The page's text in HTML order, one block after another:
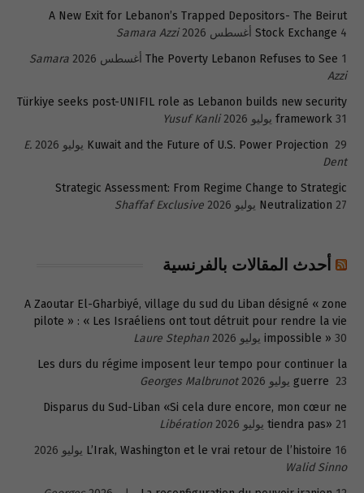
A New Exit for Lebanon’s Trapped Depositors- The Beirut
Stock Exchange 4 أغسطس 2026
Samara Azzi
The Poverty Lebanon Refuses to See 1 أغسطس 2026
Samara
Azzi
Türkiye seeks post-UNIFIL role as Lebanon builds new security
framework 31 يوليو 2026
Yusuf Kanli
Kuwait and the Future of U.S. Power Projection 29 يوليو 2026
E.
Dent
Strategic Assessment: From Regime Change to Strategic
Neutralization 27 يوليو 2026 Shaffaf Exclusive
أحدث المقالات بالفرنسية
A Zaoutar El-Gharbiyé, village du sud du Liban désigné « zone
pilote » : « Les Israéliens ont tout détruit pour rendre la vie
impossible » 30 يوليو 2026
Laure Stephan
Les durs du régime imposent leur tempo pour continuer la
guerre 23 يوليو 2026
Georges Malbrunot
Disparus du Sud-Liban «Si cela dure encore, mon cœur ne
tiendra pas» 21 يوليو 2026
Libération
L’Irak, Washington et le vrai retour de l’histoire 16 يوليو 2026
Walid Sinno